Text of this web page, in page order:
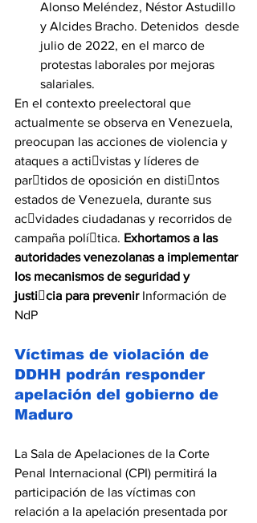
Alonso Meléndez, Néstor Astudillo
y Alcides Bracho. Detenidos  desde
julio de 2022, en el marco de
protestas laborales por mejoras
salariales.
En el contexto preelectoral que
actualmente se observa en Venezuela,
preocupan las acciones de violencia y
ataques a activistas y líderes de
partidos de oposición en distintos
estados de Venezuela, durante sus
acvidades ciudadanas y recorridos de
campaña política. Exhortamos a las
autoridades venezolanas a implementar
los mecanismos de seguridad y
justicia para prevenir Información de
NdP
Víctimas de violación de
DDHH podrán responder
apelación del gobierno de
Maduro
La Sala de Apelaciones de la Corte
Penal Internacional (CPI) permitirá la
participación de las víctimas con
relación a la apelación presentada por